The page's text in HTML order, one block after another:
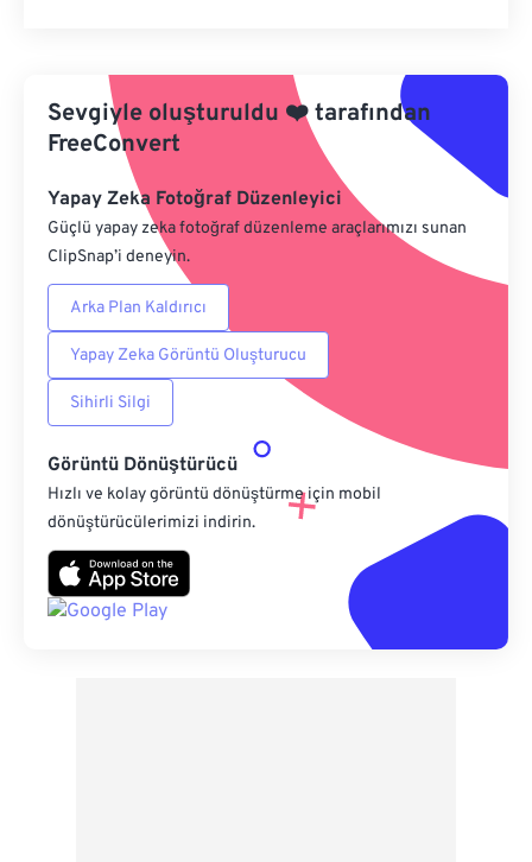
Ön Ayardan Uygula
Ön Ayar Olarak Kaydet
Sevgiyle oluşturuldu ❤️tarafından
FreeConvert
Yapay Zeka Fotoğraf Düzenleyici
Güçlü yapay zeka fotoğraf düzenleme araçlarımızı sunan
ClipSnap’i deneyin.
Arka Plan Kaldırıcı
Yapay Zeka Görüntü Oluşturucu
Sihirli Silgi
Görüntü Dönüştürücü
Hızlı ve kolay görüntü dönüştürme için mobil
dönüştürücülerimizi indirin.